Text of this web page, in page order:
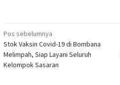
Navigasi
pos
Pos sebelumnya
Stok Vaksin Covid-19 di Bombana
Melimpah, Siap Layani Seluruh
Kelompok Sasaran